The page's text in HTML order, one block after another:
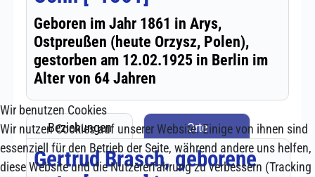
Wir benutzen Cookies
Wir nutzen Cookies auf unserer Website. Einige von ihnen sind
essenziell für den Betrieb der Seite, während andere uns helfen,
diese Website und die Nutzererfahrung zu verbessern (Tracking